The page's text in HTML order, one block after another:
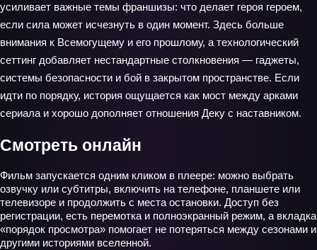
усиливает важные темы франшизы: что делает героя героем,
если сила может исчезнуть в один момент. Здесь больше
внимания к Всемогущему и его прошлому, а технологический
сеттинг добавляет нестандартные столкновения — гаджеты,
системы безопасности и бой в закрытом пространстве. Если
идти по порядку, история ощущается как мост между арками
сериала и хорошо дополняет отношения Деку с наставником.
Смотреть онлайн
Фильм запускается одним кликом в плеере: можно выбрать
озвучку или субтитры, включить на телефоне, планшете или
телевизоре и продолжить с места остановки. Доступ без
регистрации, есть перемотка и полноэкранный режим, а вкладка
«порядок просмотра» помогает не потеряться между сезонами и
другими историями вселенной.